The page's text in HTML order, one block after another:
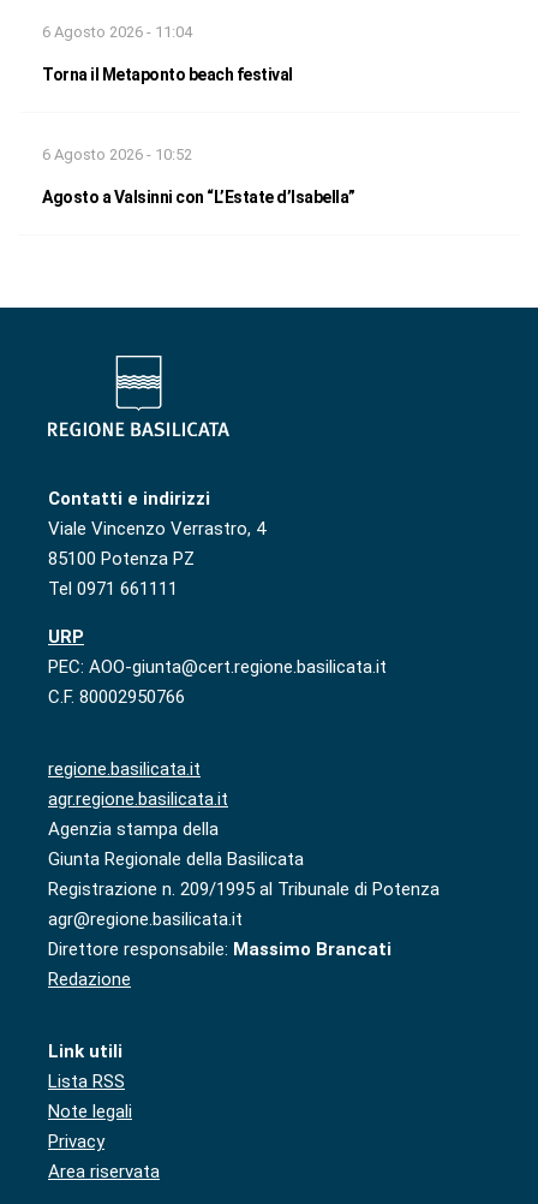
6 Agosto 2026 - 11:04
Torna il Metaponto beach festival
6 Agosto 2026 - 10:52
Agosto a Valsinni con “L’Estate d’Isabella”
Contatti e indirizzi
Viale Vincenzo Verrastro, 4
85100 Potenza PZ
Tel 0971 661111
URP
PEC: AOO-giunta@cert.regione.basilicata.it
C.F. 80002950766
regione.basilicata.it
agr.regione.basilicata.it
Agenzia stampa della
Giunta Regionale della Basilicata
Registrazione n. 209/1995 al Tribunale di Potenza
agr@regione.basilicata.it
Direttore responsabile: Massimo Brancati
Redazione
Link utili
Lista RSS
Note legali
Privacy
Area riservata